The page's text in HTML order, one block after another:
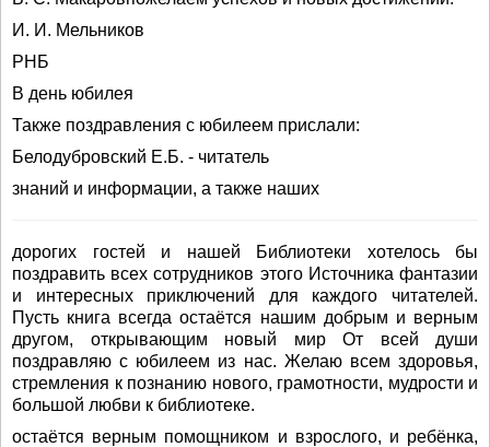
И. И. Мельников
РНБ
В день юбилея
Также поздравления с юбилеем прислали:
Белодубровский Е.Б. - читатель
знаний и информации, а также наших
дорогих гостей и нашей Библиотеки хотелось бы
поздравить всех сотрудников этого Источника фантазии
и интересных приключений для каждого читателей.
Пусть книга всегда остаётся нашим добрым и верным
другом, открывающим новый мир От всей души
поздравляю с юбилеем из нас. Желаю всем здоровья,
стремления к познанию нового, грамотности, мудрости и
большой любви к библиотеке.
остаётся верным помощником и взрослого, и ребёнка,